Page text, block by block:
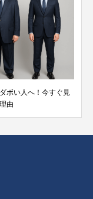
夏でもウール素材の